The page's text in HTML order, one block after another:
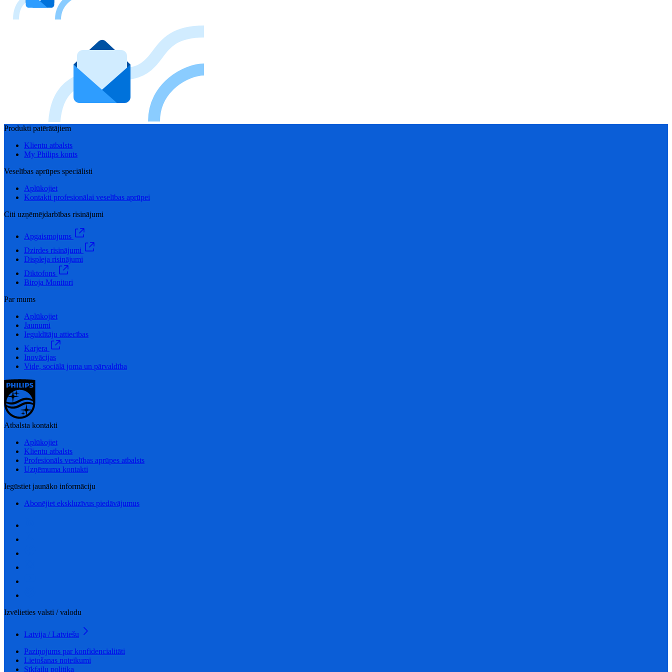
Produkti patērātājiem
Klientu atbalsts
My Philips konts
Veselības aprūpes speciālisti
Aplūkojiet
Kontakti profesionālai veselības aprūpei
Citi uzņēmējdarbības risinājumi
Apgaismojums
Dzirdes risinājumi
Displeja risinājumi
Diktofons
Biroja Monitori
Par mums
Aplūkojiet
Jaunumi
Ieguldītāju attiecības
Karjera
Inovācijas
Vide, sociālā joma un pārvaldība
Atbalsta kontakti
Aplūkojiet
Klientu atbalsts
Profesionāls veselības aprūpes atbalsts
Uzņēmuma kontakti
Iegūstiet jaunāko informāciju
Abonējiet ekskluzīvus piedāvājumus
Izvēlieties valsti / valodu
Latvija / Latviešu
Paziņojums par konfidencialitāti
Lietošanas noteikumi
Sīkfailu politika